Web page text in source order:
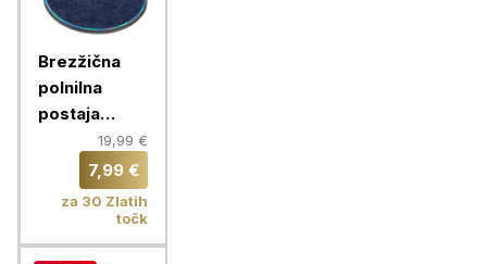
Brezžična
polnilna
postaja
RIVACASE,
brezžični
polnilec
VA4915 BL3
QC Fast
19,99 €
7,99 €
za 30 Zlatih
točk